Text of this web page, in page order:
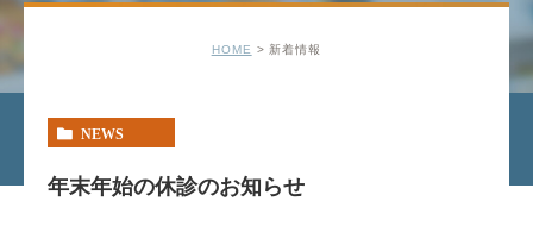
HOME 新着情報
NEWS
年末年始の休診のお知らせ